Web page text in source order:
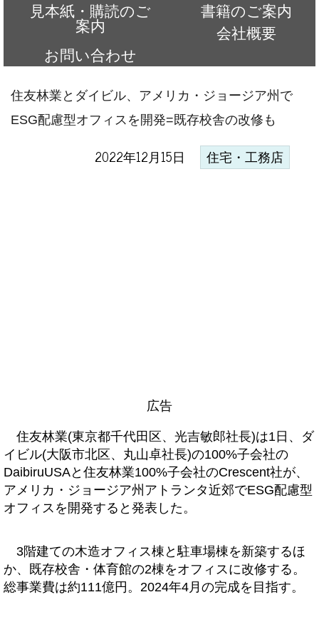
見本紙・購読のご
案内
書籍のご案内
会社概要
お問い合わせ
住友林業とダイビル、アメリカ・ジョージア州で
ESG配慮型オフィスを開発=既存校舎の改修も
2022年12月15日 住宅・工務店
広告
住友林業(東京都千代田区、光吉敏郎社長)は1日、ダ
イビル(大阪市北区、丸山卓社長)の100%子会社の
DaibiruUSAと住友林業100%子会社のCrescent社が、
アメリカ・ジョージア州アトランタ近郊でESG配慮型
オフィスを開発すると発表した。
3階建ての木造オフィス棟と駐車場棟を新築するほ
か、既存校舎・体育館の2棟をオフィスに改修する。
総事業費は約111億円。2024年4月の完成を目指す。